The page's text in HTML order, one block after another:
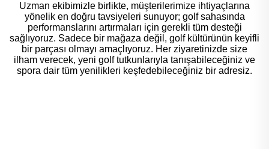
Uzman ekibimizle birlikte, müşterilerimize ihtiyaçlarına
yönelik en doğru tavsiyeleri sunuyor; golf sahasında
performanslarını artırmaları için gerekli tüm desteği
sağlıyoruz. Sadece bir mağaza değil, golf kültürünün keyifli
bir parçası olmayı amaçlıyoruz. Her ziyaretinizde size
ilham verecek, yeni golf tutkunlarıyla tanışabileceğiniz ve
spora dair tüm yenilikleri keşfedebileceğiniz bir adresiz.